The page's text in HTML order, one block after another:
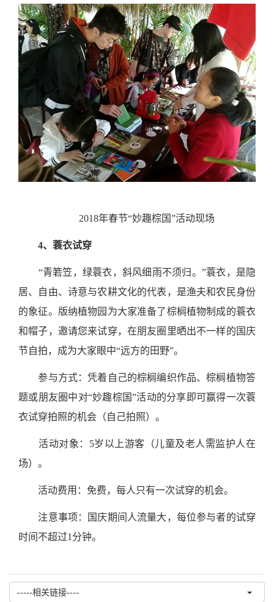
2018年春节“妙趣棕国”活动现场
4、 蓑衣试穿
“青箬笠，绿蓑衣，斜风细雨不须归。”蓑衣，是隐
居、自由、诗意与农耕文化的代表，是渔夫和农民身份
的象征。版纳植物园为大家准备了棕榈植物制成的蓑衣
和帽子，邀请您来试穿，在朋友圈里晒出不一样的国庆
节自拍，成为大家眼中“远方的田野”。
参与方式：凭着自己的棕榈编织作品、棕榈植物答
题或朋友圈中对“妙趣棕国”活动的分享即可赢得一次蓑
衣试穿拍照的机会（自己拍照）。
活动对象： 5岁以上游客（儿童及老人需监护人在
场）。
活动费用：免费，每人只有一次试穿的机会。
注意事项：国庆期间人流量大，每位参与者的试穿
时间不超过1 分钟。
-----相关链接----